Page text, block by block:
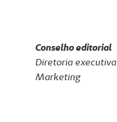
Conselho editorial
Diretoria executiva
Marketing